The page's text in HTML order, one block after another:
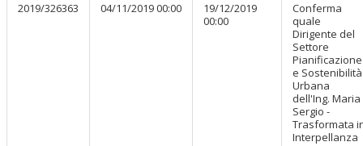
2019/326363
04/11/2019 00:00
19/12/2019
00:00
Conferma
quale
Dirigente del
Settore
Pianificazione
e Sostenibilità
Urbana
dell'Ing. Maria
Sergio -
Trasformata
Interpellanza